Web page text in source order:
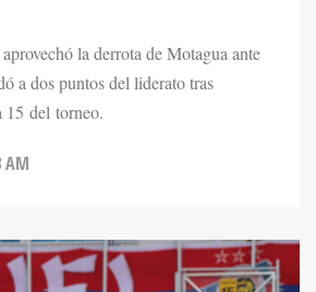
la derrota de Motagua ante
a dos puntos del liderato tras
15 del torneo.
AM